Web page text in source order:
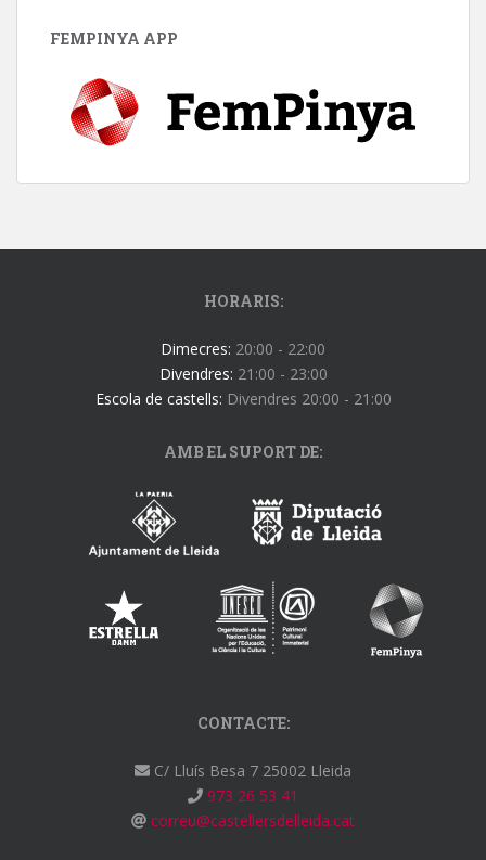
FEMPINYA APP
HORARIS:
Dimecres: 20:00 - 22:00
Divendres: 21:00 - 23:00
Escola de castells: Divendres 20:00 - 21:00
AMB EL SUPORT DE:
CONTACTE:
C/ Lluís Besa 7 25002 Lleida
973 26 53 41
correu@castellersdelleida.cat